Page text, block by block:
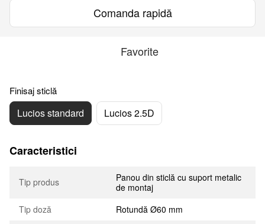
Comanda rapidă
Favorite
Finisaj sticlă
Lucios standard Lucios 2.5D
Caracteristici
Tip produs
Panou din sticlă cu suport metalic
de montaj
Tip doză
Rotundă Ø60 mm